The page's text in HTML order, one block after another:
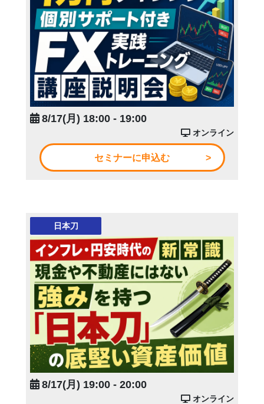
8/17(月) 18:00 - 19:00
オンライン
セミナーに申込む
日本刀
8/17(月) 19:00 - 20:00
オンライン